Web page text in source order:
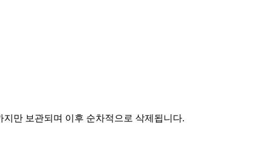
만 보관되며 이후 순차적으로 삭제됩니다.